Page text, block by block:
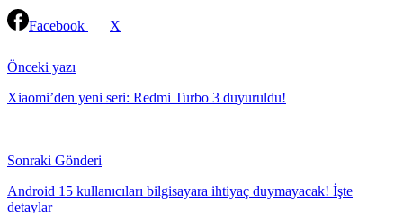
Facebook X
Reading
Önceki yazı
Xiaomi’den yeni seri: Redmi Turbo 3 duyuruldu!
Sonraki Gönderi
Android 15 kullanıcıları bilgisayara ihtiyaç duymayacak! İşte
detaylar